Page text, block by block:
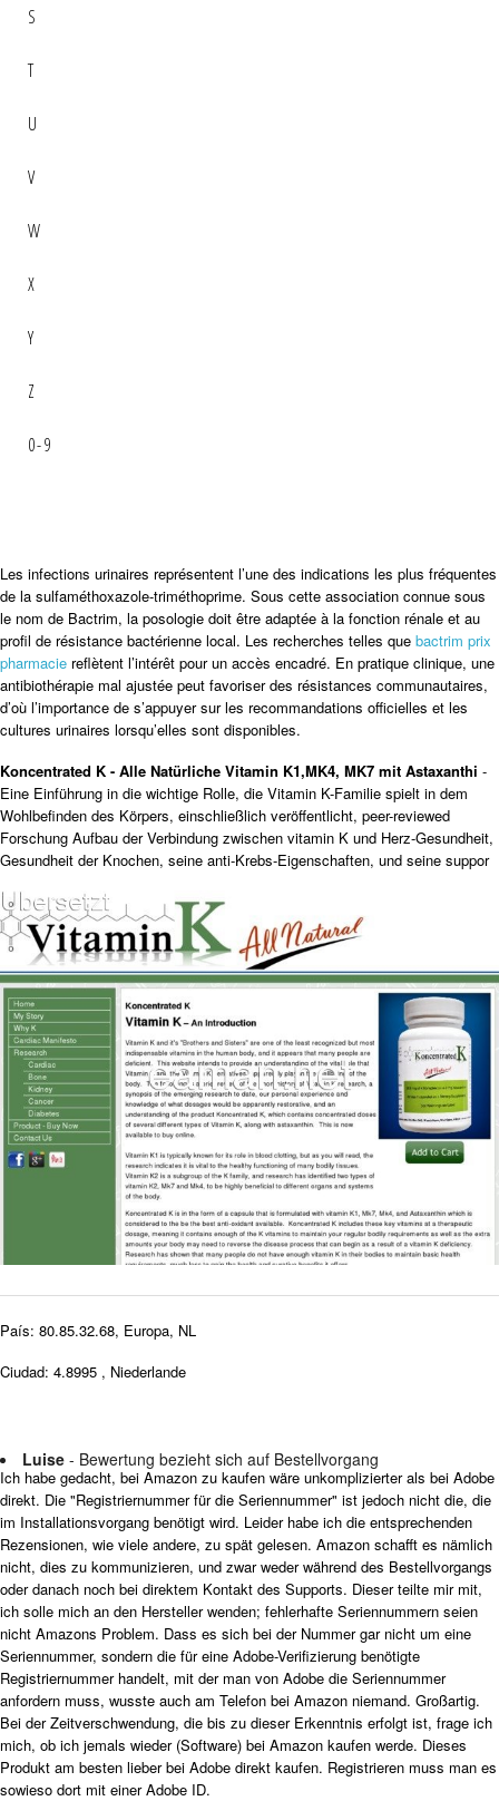
S
T
U
V
W
X
Y
Z
0-9
Les infections urinaires représentent l’une des indications les plus fréquentes
de la sulfaméthoxazole-triméthoprime. Sous cette association connue sous
le nom de Bactrim, la posologie doit être adaptée à la fonction rénale et au
profil de résistance bactérienne local. Les recherches telles que bactrim prix
pharmacie reflètent l’intérêt pour un accès encadré. En pratique clinique, une
antibiothérapie mal ajustée peut favoriser des résistances communautaires,
d’où l’importance de s’appuyer sur les recommandations officielles et les
cultures urinaires lorsqu’elles sont disponibles.
Koncentrated K - Alle Natürliche Vitamin K1,MK4, MK7 mit Astaxanthi -
Eine Einführung in die wichtige Rolle, die Vitamin K-Familie spielt in dem
Wohlbefinden des Körpers, einschließlich veröffentlicht, peer-reviewed
Forschung Aufbau der Verbindung zwischen vitamin K und Herz-Gesundheit,
Gesundheit der Knochen, seine anti-Krebs-Eigenschaften, und seine suppor
País: 80.85.32.68, Europa, NL
Ciudad: 4.8995 , Niederlande
Luise - Bewertung bezieht sich auf Bestellvorgang
Ich habe gedacht, bei Amazon zu kaufen wäre unkomplizierter als bei Adobe
direkt. Die "Registriernummer für die Seriennummer" ist jedoch nicht die, die
im Installationsvorgang benötigt wird. Leider habe ich die entsprechenden
Rezensionen, wie viele andere, zu spät gelesen. Amazon schafft es nämlich
nicht, dies zu kommunizieren, und zwar weder während des Bestellvorgangs
oder danach noch bei direktem Kontakt des Supports. Dieser teilte mir mit,
ich solle mich an den Hersteller wenden; fehlerhafte Seriennummern seien
nicht Amazons Problem. Dass es sich bei der Nummer gar nicht um eine
Seriennummer, sondern die für eine Adobe-Verifizierung benötigte
Registriernummer handelt, mit der man von Adobe die Seriennummer
anfordern muss, wusste auch am Telefon bei Amazon niemand. Großartig.
Bei der Zeitverschwendung, die bis zu dieser Erkenntnis erfolgt ist, frage ich
mich, ob ich jemals wieder (Software) bei Amazon kaufen werde. Dieses
Produkt am besten lieber bei Adobe direkt kaufen. Registrieren muss man es
sowieso dort mit einer Adobe ID.